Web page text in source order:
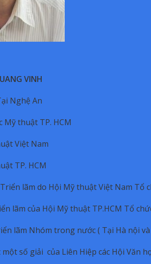
VINH
Nghệ An
thuật TP. HCM
Việt Nam
TP. HCM
lãm do Hội Mỹ thuật Việt Nam Tổ
lãm của Hội Mỹ thuật TP.HCM Tổ
lãm Nhóm trong nước ( Tại Hà nội và
số giải của Liên Hiệp các Hội Văn